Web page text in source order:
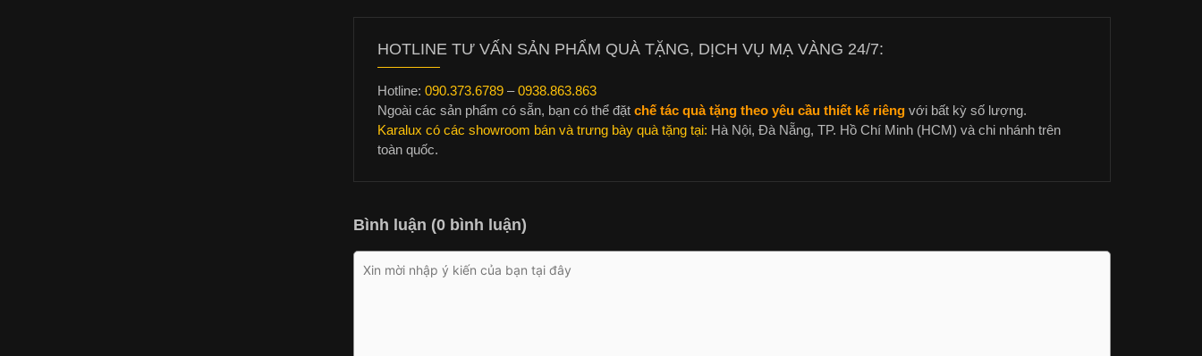
HOTLINE TƯ VẤN SẢN PHẨM QUÀ TẶNG, DỊCH VỤ MẠ VÀNG 24/7:
Hotline: 090.373.6789–0938.863.863
Ngoài các sản phẩm có sẵn, bạn có thể đặt chế tác quà tặng theo yêu cầu thiết kế riêngvới bất kỳ số lượng.
Karalux có các showroom bán và trưng bày quà tặng tại: Hà Nội, Đà Nẵng, TP. Hồ Chí Minh (HCM) và chi nhánh trên
toàn quốc.
Bình luận (0 bình luận)